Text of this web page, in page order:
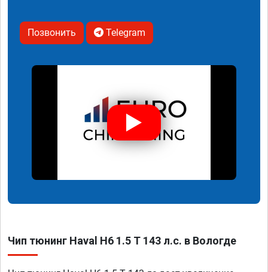
Позвонить Telegram
Чип тюнинг Haval H6 1.5 T 143 л.с. в Вологде